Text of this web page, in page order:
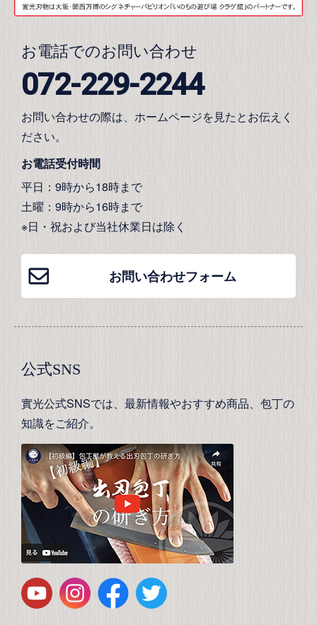
お電話でのお問い合わせ
072-229-2244
お問い合わせの際は、ホームページを見たとお伝えく
ださい。
お電話受付時間
平日：9時から18時まで
土曜：9時から16時まで
※日・祝および当社休業日は除く
お問い合わせフォーム
公式SNS
實光公式SNSでは、最新情報やおすすめ商品、包丁の
知識をご紹介。